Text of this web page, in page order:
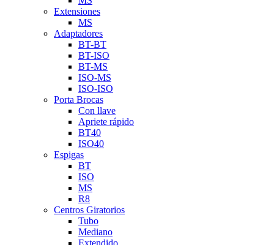
Extensiones
MS
Adaptadores
BT-BT
BT-ISO
BT-MS
ISO-MS
ISO-ISO
Porta Brocas
Con llave
Apriete rápido
BT40
ISO40
Espigas
BT
ISO
MS
R8
Centros Giratorios
Tubo
Mediano